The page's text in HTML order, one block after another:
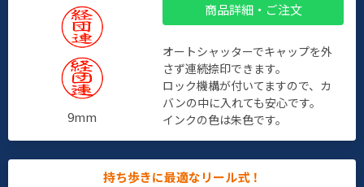
9mm
商品詳細・ご注文
オートシャッターでキャップを外
さず連続捺印できます。
ロック機構が付いてますので、カ
バンの中に入れても安心です。
インクの色は朱色です。
持ち歩きに最適なリール式！